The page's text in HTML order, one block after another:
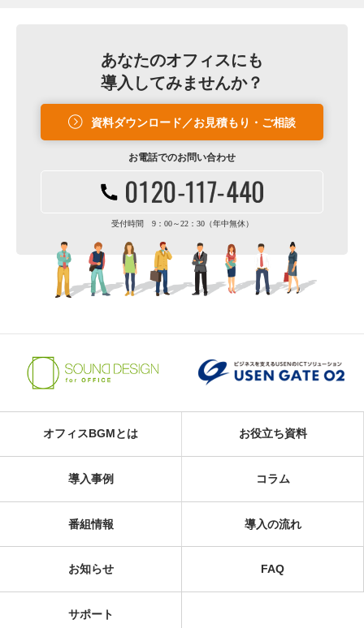
あなたのオフィスにも
導入してみませんか？
資料ダウンロード／お見積もり・ご相談
お電話でのお問い合わせ
受付時間 9：00～22：30（年中無休）
オフィスBGMとは お役立ち資料
導入事例 コラム
番組情報 導入の流れ
お知らせ FAQ
サポート